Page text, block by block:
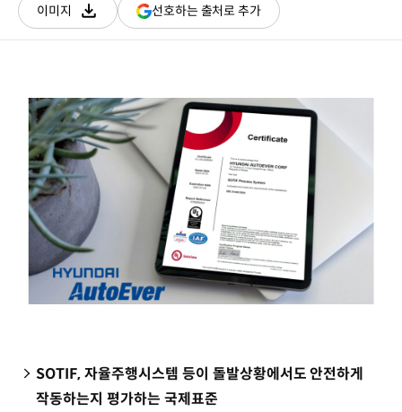
이미지
다운로드
선호하는 출처로 추가(새
창
SOTIF, 자율주행시스템 등이 돌발상황에서도 안전하게
작동하는지 평가하는 국제표준